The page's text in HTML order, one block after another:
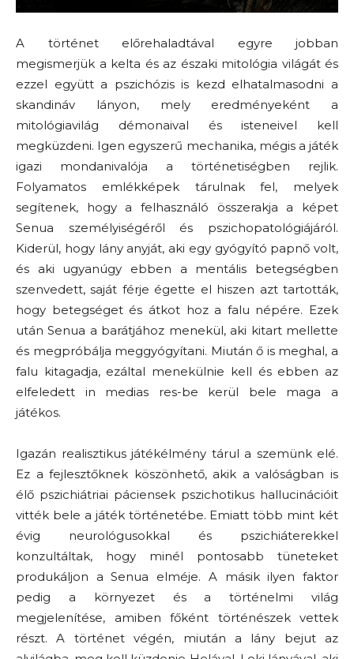
A történet előrehaladtával egyre jobban
megismerjük a kelta és az északi mitológia világát és
ezzel együtt a pszichózis is kezd elhatalmasodni a
skandináv lányon, mely eredményeként a
mitológiavilág démonaival és isteneivel kell
megküzdeni. Igen egyszerű mechanika, mégis a játék
igazi mondanivalója a történetiségben rejlik.
Folyamatos emlékképek tárulnak fel, melyek
segítenek, hogy a felhasználó összerakja a képet
Senua személyiségéről és pszichopatológiájáról.
Kiderül, hogy lány anyját, aki egy gyógyító papnő volt,
és aki ugyanúgy ebben a mentális betegségben
szenvedett, saját férje égette el hiszen azt tartották,
hogy betegséget és átkot hoz a falu népére. Ezek
után Senua a barátjához menekül, aki kitart mellette
és megpróbálja meggyógyítani. Miután ő is meghal, a
falu kitagadja, ezáltal menekülnie kell és ebben az
elfeledett in medias res-be kerül bele maga a
játékos.
Igazán realisztikus játékélmény tárul a szemünk elé.
Ez a fejlesztőknek köszönhető, akik a valóságban is
élő pszichiátriai páciensek pszichotikus hallucinációit
vitték bele a játék történetébe. Emiatt több mint két
évig neurológusokkal és pszichiáterekkel
konzultáltak, hogy minél pontosabb tüneteket
produkáljon a Senua elméje. A másik ilyen faktor
pedig a környezet és a történelmi világ
megjelenítése, amiben főként történészek vettek
részt. A történet végén, miután a lány bejut az